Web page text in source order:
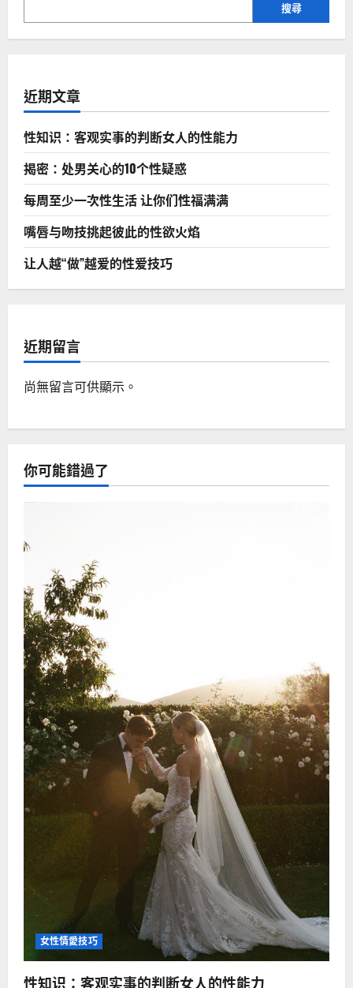
搜尋
近期文章
性知识：客观实事的判断女人的性能力
揭密：处男关心的10个性疑惑
每周至少一次性生活 让你们性福满满
嘴唇与吻技挑起彼此的性欲火焰
让人越“做”越爱的性爱技巧
近期留言
尚無留言可供顯示。
你可能錯過了
女性情愛技巧
性知识：客观实事的判断女人的性能力